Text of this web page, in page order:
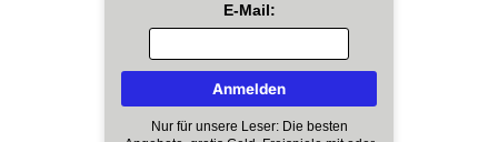
E-Mail:
Nur für unsere Leser: Die besten